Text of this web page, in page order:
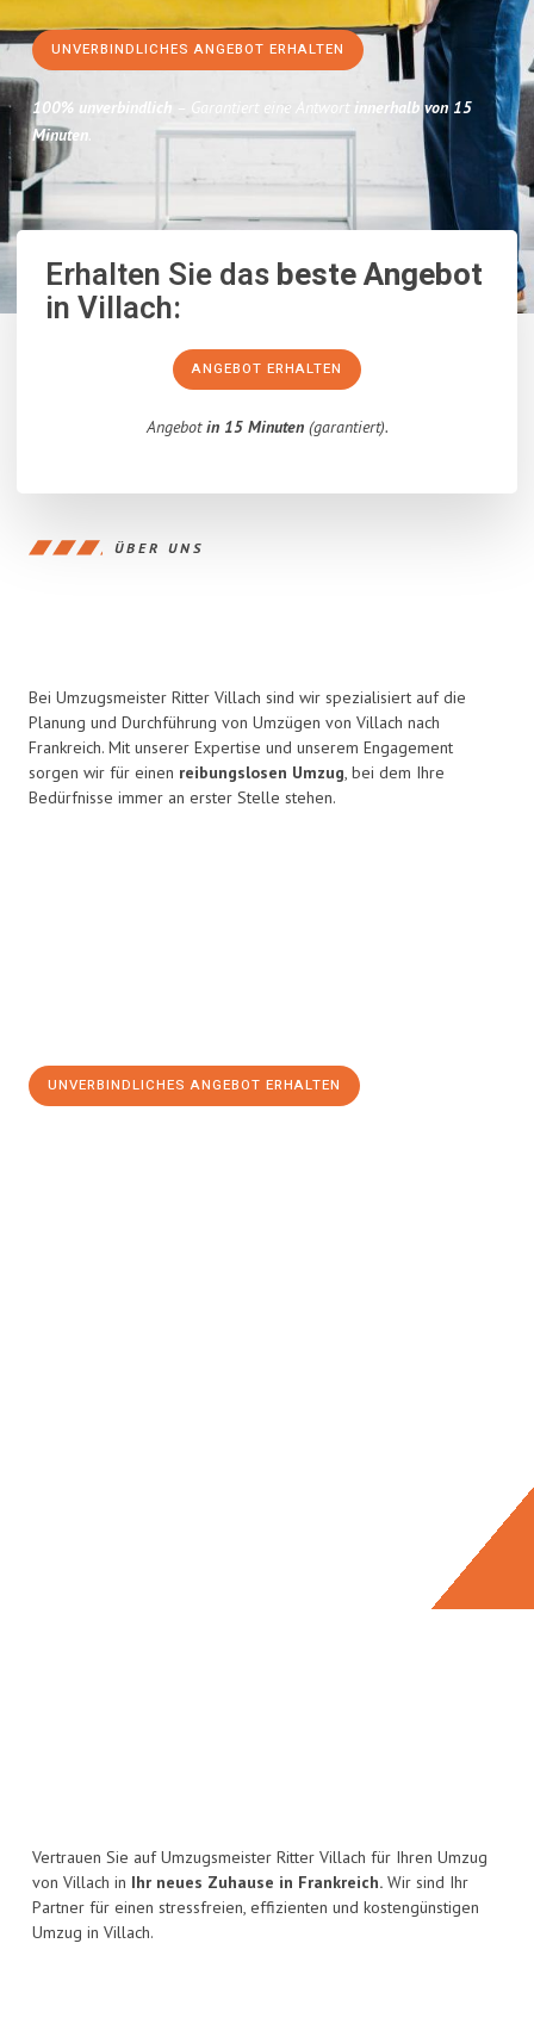
UNVERBINDLICHES ANGEBOT ERHALTEN
100% unverbindlich – Garantiert eine Antwort innerhalb von 15
Minuten.
Erhalten Sie dasbeste Angebot
in Villach:
ANGEBOT ERHALTEN
Angebotin 15 Minuten(garantiert).
ÜBER UNS
Bei Umzugsmeister Ritter Villach sind wir spezialisiert auf die
Planung und Durchführung von Umzügen von Villach nach
Frankreich. Mit unserer Expertise und unserem Engagement
sorgen wir für einen reibungslosen Umzug, bei dem Ihre
Bedürfnisse immer an erster Stelle stehen.
UNVERBINDLICHES ANGEBOT ERHALTEN
Vertrauen Sie auf Umzugsmeister Ritter Villach für Ihren Umzug
von Villach in Ihr neues Zuhause in Frankreich. Wir sind Ihr
Partner für einen stressfreien, effizienten und kostengünstigen
Umzug in Villach.